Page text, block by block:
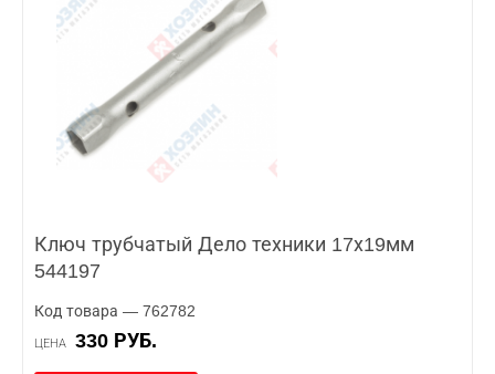
Ключ трубчатый Дело техники 17х19мм
544197
Код товара — 762782
ЦЕНА 330 РУБ.